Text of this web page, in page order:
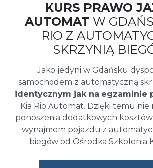
KURS PRAWO
AUTOMAT W
RIO Z
SKRZYNIĄ
Jako jedyni w Gdańsku
samochodem z automatyczną
identycznym jak na egzaminie
Kia Rio Automat. Dzięki temu
ponoszenia dodatkowych
wynajmem pojazdu z
biegów od Ośrodka Szkolenia